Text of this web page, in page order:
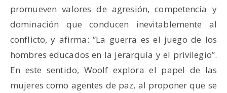
promueven valores de agresión, competencia y
dominación que conducen inevitablemente al
conflicto, y afirma: “La guerra es el juego de los
hombres educados en la jerarquía y el privilegio”.
En este sentido, Woolf explora el papel de las
mujeres como agentes de paz, al proponer que se